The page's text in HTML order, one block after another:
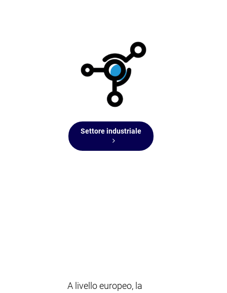
Settore industriale
A livello europeo, la